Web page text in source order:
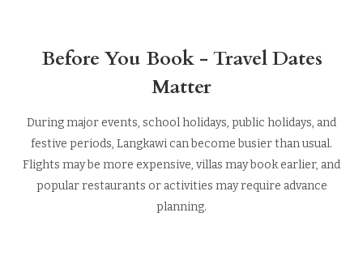
Before You Book - Travel Dates
Matter
During major events, school holidays, public holidays, and
festive periods, Langkawi can become busier than usual.
Flights may be more expensive, villas may book earlier, and
popular restaurants or activities may require advance
planning.